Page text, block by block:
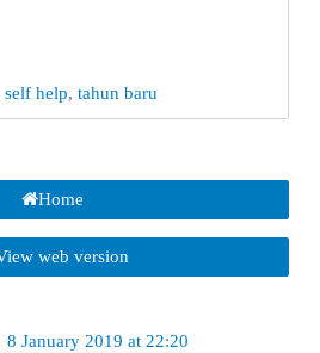
self help, tahun baru
Home
web version
8 January 2019 at 22:20